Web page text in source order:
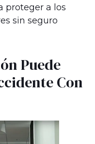
proteger a los
sin seguro
Puede
Con